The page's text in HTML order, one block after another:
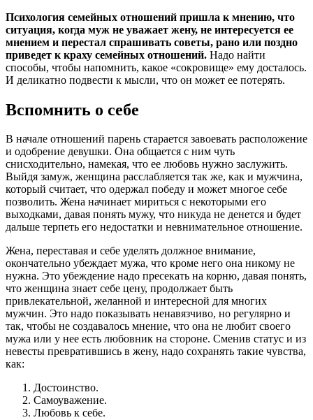
Психология семейных отношений пришла к мнению, что
ситуация, когда муж не уважает жену, не интересуется ее
мнением и перестал спрашивать советы, рано или поздно
приведет к краху семейных отношений. Надо найти
способы, чтобы напомнить, какое «сокровище» ему досталось.
И деликатно подвести к мысли, что он может ее потерять.
Вспомнить о себе
В начале отношений парень старается завоевать расположение
и одобрение девушки. Она общается с ним чуть
снисходительно, намекая, что ее любовь нужно заслужить.
Выйдя замуж, женщина расслабляется так же, как и мужчина,
который считает, что одержал победу и может многое себе
позволить. Жена начинает мириться с некоторыми его
выходками, давая понять мужу, что никуда не денется и будет
дальше терпеть его недостатки и невнимательное отношение.
Жена, переставая и себе уделять должное внимание,
окончательно убеждает мужа, что кроме него она никому не
нужна. Это убеждение надо пресекать на корню, давая понять,
что женщина знает себе цену, продолжает быть
привлекательной, желанной и интересной для многих
мужчин. Это надо показывать ненавязчиво, но регулярно и
так, чтобы не создавалось мнение, что она не любит своего
мужа или у нее есть любовник на стороне. Сменив статус и из
невесты превратившись в жену, надо сохранять такие чувства,
как:
Достоинство.
Самоуважение.
Любовь к себе.